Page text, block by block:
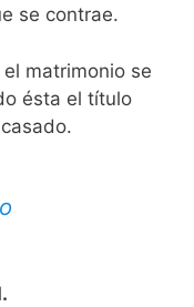
se contrae.
matrimonio se
ésta el título